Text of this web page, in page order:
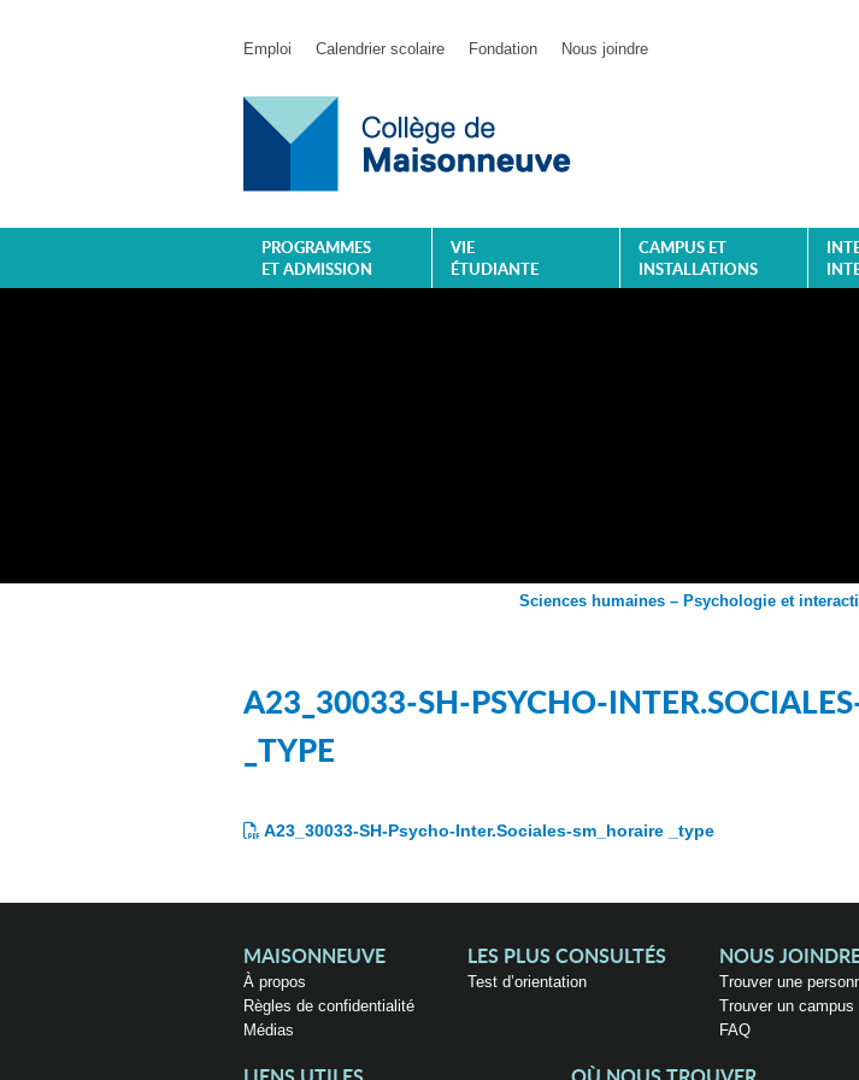
Emploi Calendrier scolaire Fondation Nous joindre
PROGRAMMES
ET ADMISSION
VIE
ÉTUDIANTE
CAMPUS ET
INSTALLATIONS
Sciences humaines – Psychologie et
A23_30033-SH-PSYCHO-
_TYPE
A23_30033-SH-Psycho-Inter.Sociales-sm_horaire _type
MAISONNEUVE
À propos
Règles de confidentialité
Médias
LES PLUS CONSULTÉS
Test d’orientation
NOUS
Trouver une
Trouver un campus
FAQ